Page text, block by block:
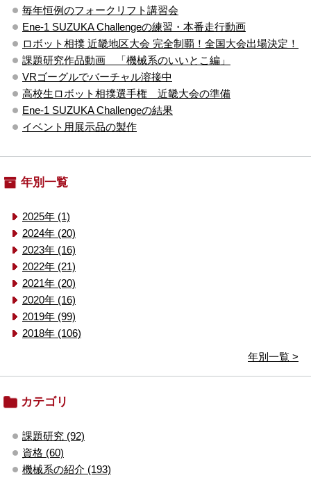
毎年恒例のフォークリフト講習会
Ene-1 SUZUKA Challengeの練習・本番走行動画
ロボット相撲 近畿地区大会 完全制覇！全国大会出場決定！
課題研究作品動画 「機械系のいいとこ編」
VRゴーグルでバーチャル溶接中
高校生ロボット相撲選手権 近畿大会の準備
Ene-1 SUZUKA Challengeの結果
イベント用展示品の製作
年別一覧
2025年 (1)
2024年 (20)
2023年 (16)
2022年 (21)
2021年 (20)
2020年 (16)
2019年 (99)
2018年 (106)
年別一覧 >
カテゴリ
課題研究 (92)
資格 (60)
機械系の紹介 (193)